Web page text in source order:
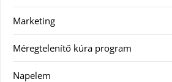
Marketing
Méregtelenítő kúra program
Napelem